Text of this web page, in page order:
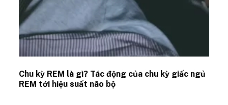
Chu kỳ REM là gì? Tác động của chu kỳ giấc ngủ
REM tới hiệu suất não bộ